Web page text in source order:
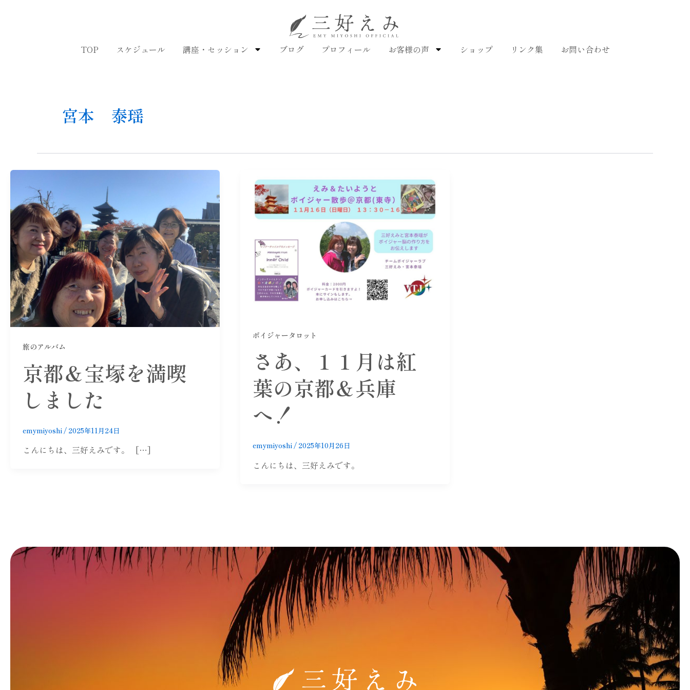
TOP スケジュール 講座・セッション ブログ プロフィール お客様の声 ショップ リンク集 お問い合わせ
宮本 泰瑶
旅のアルバム
京都＆宝塚を満喫
しました
emymiyoshi / 2025年11月24日
こんにちは、三好えみです。 […]
ボイジャータロット
さあ、１１月は紅
葉の京都＆兵庫
へ！
emymiyoshi/ 2025年10月26日
こんにちは、三好えみです。